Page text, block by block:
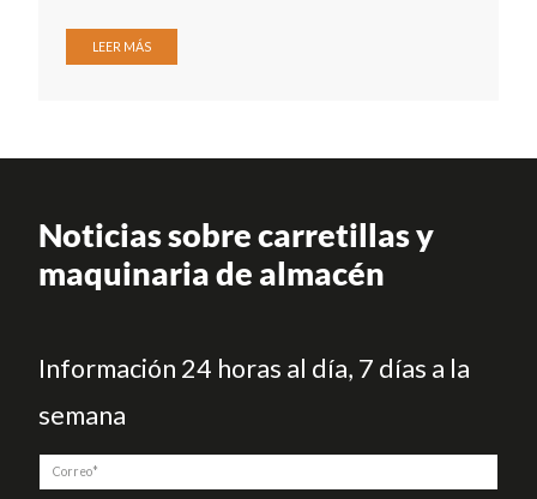
LEER MÁS
Noticias sobre carretillas y
maquinaria de almacén
Información 24 horas al día, 7 días a la
semana